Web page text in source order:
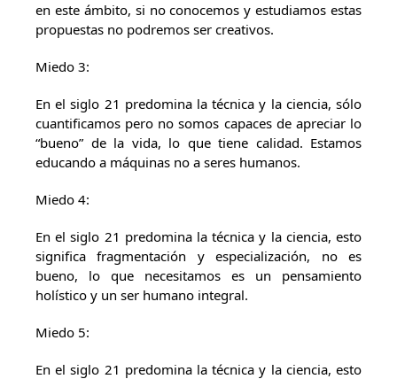
en este ámbito, si no conocemos y estudiamos estas
propuestas no podremos ser creativos.
Miedo 3:
En el siglo 21 predomina la técnica y la ciencia, sólo
cuantificamos pero no somos capaces de apreciar lo
“bueno” de la vida, lo que tiene calidad. Estamos
educando a máquinas no a seres humanos.
Miedo 4:
En el siglo 21 predomina la técnica y la ciencia, esto
significa fragmentación y especialización, no es
bueno, lo que necesitamos es un pensamiento
holístico y un ser humano integral.
Miedo 5:
En el siglo 21 predomina la técnica y la ciencia, esto